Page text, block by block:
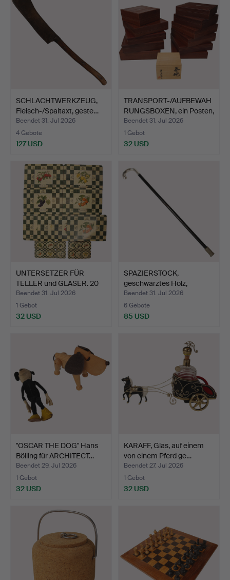
SCHLACHTWERKZEUG,
Fleisch-/Spaltaxt, geste…
Beendet 31. Jul 2026
4 Gebote
127 USD
TRANSPORT-/AUFBEWAH
RUNGSBOXEN, ein Posten,
…
Beendet 31. Jul 2026
1 Gebot
32 USD
UNTERSETZER FÜR
TELLER und GLÄSER. 20
Teil…
Beendet 31. Jul 2026
1 Gebot
32 USD
SPAZIERSTOCK,
geschwärztes Holz,
Silbergri…
Beendet 31. Jul 2026
6 Gebote
85 USD
"OSCAR THE DOG" Hans
Bölling für ARCHITECT…
Beendet 29. Jul 2026
1 Gebot
32 USD
KARAFF, Glas, auf einem
von einem Pferd ge…
Beendet 27. Jul 2026
1 Gebot
32 USD